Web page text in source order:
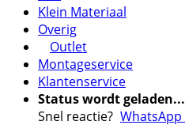
Klein Materiaal
Overig
Outlet
Montageservice
Klantenservice
Status wordt geladen...
Snel reactie? WhatsApp